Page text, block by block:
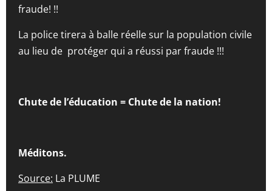
fraude! !!
La police tirera à balle réelle sur la population civile
au lieu de protéger qui a réussi par fraude !!!
Chute de l’éducation = Chute de la nation!
Méditons.
Source: La PLUME